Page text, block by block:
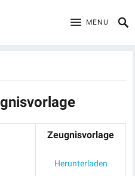
MENU
Zeugnisvorlage
Herunterladen